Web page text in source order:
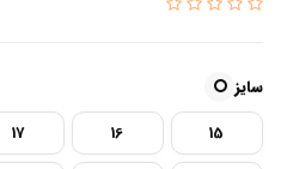
سایز
15
16
17